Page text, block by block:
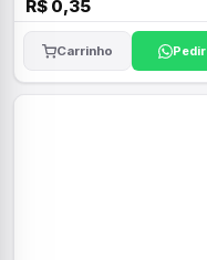
R$ 0,35
Carrinho Pedir